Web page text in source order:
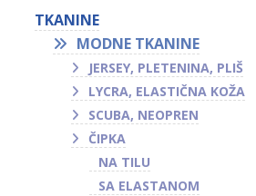
TKANINE
MODNE TKANINE
JERSEY, PLETENINA, PLIŠ
LYCRA, ELASTIČNA KOŽA
SCUBA, NEOPREN
ČIPKA
NA TILU
SA ELASTANOM